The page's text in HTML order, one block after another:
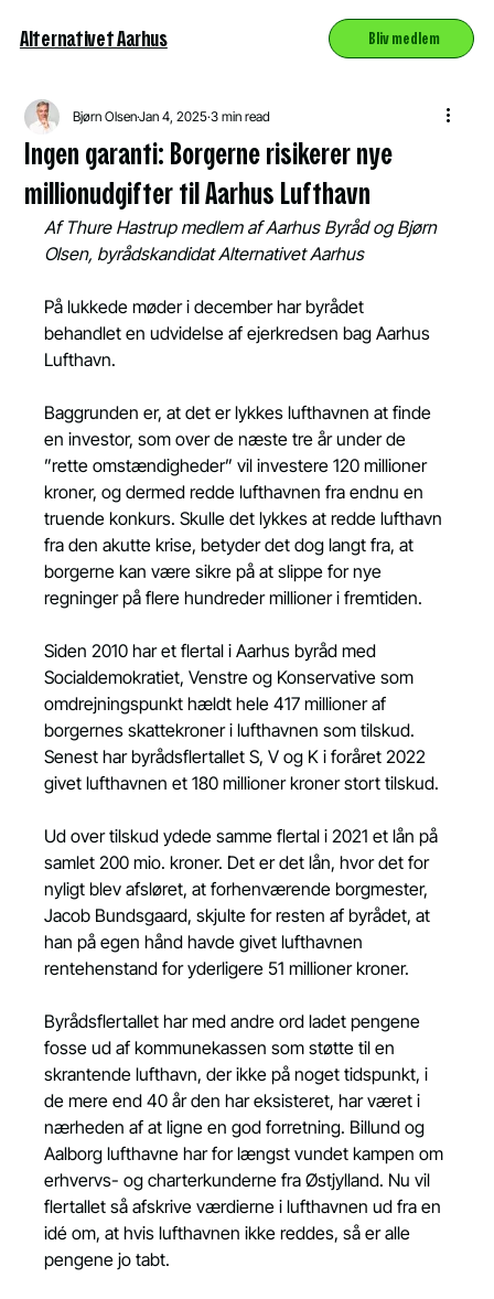
Alternativet Aarhus Bliv medlem
Ingen garanti: Borgerne risikerer nye
millionudgifter til Aarhus Lufthavn
Bjørn OlsenJan 4, 2025 3 min read
Af Thure Hastrup medlem af Aarhus Byråd og Bjørn
Olsen, byrådskandidat Alternativet Aarhus
På lukkede møder i december har byrådet
behandlet en udvidelse af ejerkredsen bag Aarhus
Lufthavn.
Baggrunden er, at det er lykkes lufthavnen at finde
en investor, som over de næste tre år under de
”rette omstændigheder” vil investere 120 millioner
kroner, og dermed redde lufthavnen fra endnu en
truende konkurs. Skulle det lykkes at redde lufthavn
fra den akutte krise, betyder det dog langt fra, at
borgerne kan være sikre på at slippe for nye
regninger på flere hundreder millioner i fremtiden.
Siden 2010 har et flertal i Aarhus byråd med
Socialdemokratiet, Venstre og Konservative som
omdrejningspunkt hældt hele 417 millioner af
borgernes skattekroner i lufthavnen som tilskud.
Senest har byrådsflertallet S, V og K i foråret 2022
givet lufthavnen et 180 millioner kroner stort tilskud.
Ud over tilskud ydede samme flertal i 2021 et lån på
samlet 200 mio. kroner. Det er det lån, hvor det for
nyligt blev afsløret, at forhenværende borgmester,
Jacob Bundsgaard, skjulte for resten af byrådet, at
han på egen hånd havde givet lufthavnen
rentehenstand for yderligere 51 millioner kroner.
Byrådsflertallet har med andre ord ladet pengene
fosse ud af kommunekassen som støtte til en
skrantende lufthavn, der ikke på noget tidspunkt, i
de mere end 40 år den har eksisteret, har været i
nærheden af at ligne en god forretning. Billund og
Aalborg lufthavne har for længst vundet kampen om
erhvervs- og charterkunderne fra Østjylland. Nu vil
flertallet så afskrive værdierne i lufthavnen ud fra en
idé om, at hvis lufthavnen ikke reddes, så er alle
pengene jo tabt.